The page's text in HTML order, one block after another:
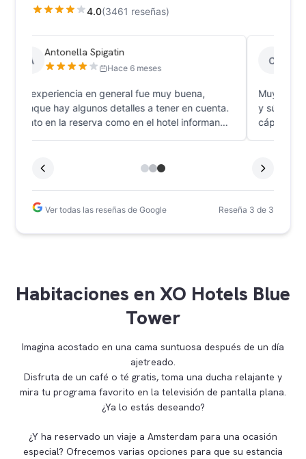
4.0(3461 reseñas)
C
Camila Gonzalez
Hace 9 meses
Muy bueno el hotel, las habitaciones impecables
y súper cómodas. Hay cafetera y te ponen
cápsulas todos los días, de ahí también podes
bus o tranvía. El check in y out es con las
cada persona
Ver todas las reseñas de Google Reseña 3 de 3
Habitaciones en XO Hotels Blue
Tower
Imagina acostado en una cama suntuosa después de un día
ajetreado.
Disfruta de un café o té gratis, toma una ducha relajante y
mira tu programa favorito en la televisión de pantalla plana.
¿Ya lo estás deseando?
¿Y ha reservado un viaje a Amsterdam para una ocasión
especial? Ofrecemos varias opciones para que su estancia